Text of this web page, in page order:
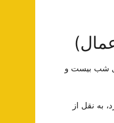
شب بیست و
به نقل از